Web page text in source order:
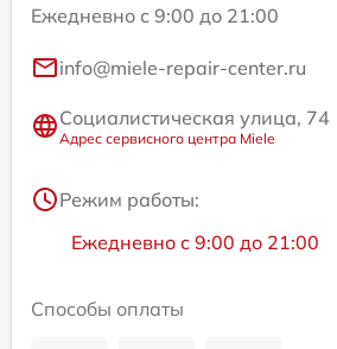
Ежедневно с 9:00 до 21:00
info@miele-repair-center.ru
Социалистическая улица, 74
Адрес сервисного центра Miele
Режим работы:
Ежедневно с 9:00 до 21:00
Способы оплаты